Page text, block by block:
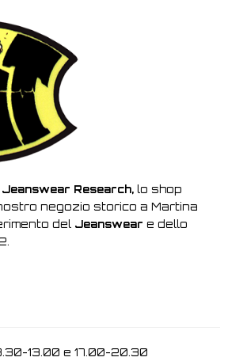
Jeanswear Research, lo shop
negozio storico a Martina
del Jeanswear e dello
13.00 e 17.00-20.30